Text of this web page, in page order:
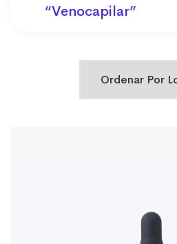
“venocapilar”